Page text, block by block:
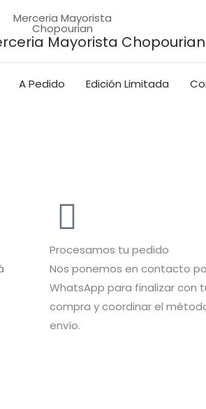
Mayorista Chopourian
A Pedido Edición Limitada
Procesamos tu pedido
Nos ponemos en contacto
WhatsApp para finalizar con
compra y coordinar el
envío.